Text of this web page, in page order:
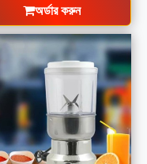
অর্ডার করুন